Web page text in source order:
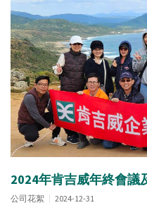
2024年肯吉威年終會議
公司花絮 2024-12-31